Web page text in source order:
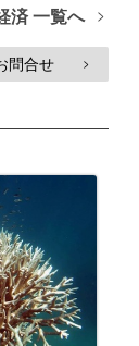
済 一覧へ >
問合せ >